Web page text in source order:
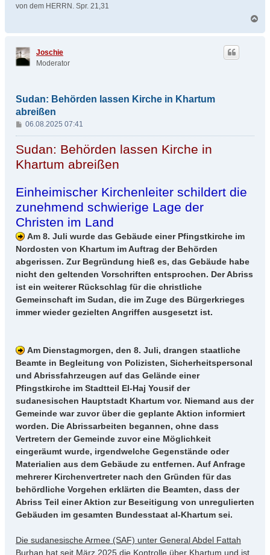
von dem HERRN. Spr. 21,31
Joschie
Moderator
Sudan: Behörden lassen Kirche in Khartum
abreißen
B
e
i
r
g
06.08.2025 07:41
Sudan: Behörden lassen Kirche in
Khartum abreißen
Einheimischer Kirchenleiter schildert die
zunehmend schwierige Lage der
Christen im Land
Am 8. Juli wurde das Gebäude einer Pfingstkirche im
Nordosten von Khartum im Auftrag der Behörden
abgerissen. Zur Begründung hieß es, das Gebäude habe
nicht den geltenden Vorschriften entsprochen. Der Abriss
ist ein weiterer Rückschlag für die christliche
Gemeinschaft im Sudan, die im Zuge des Bürgerkrieges
immer wieder gezielten Angriffen ausgesetzt ist.
Am Dienstagmorgen, den 8. Juli, drangen staatliche
Beamte in Begleitung von Polizisten, Sicherheitspersonal
und Abrissfahrzeugen auf das Gelände einer
Pfingstkirche im Stadtteil El-Haj Yousif der
sudanesischen Hauptstadt Khartum vor. Niemand aus der
Gemeinde war zuvor über die geplante Aktion informiert
worden. Die Abrissarbeiten begannen, ohne dass
Vertretern der Gemeinde zuvor eine Möglichkeit
eingeräumt wurde, irgendwelche Gegenstände oder
Materialien aus dem Gebäude zu entfernen. Auf Anfrage
mehrerer Kirchenvertreter nach den Gründen für das
behördliche Vorgehen erklärten die Beamten, dass der
Abriss Teil einer Aktion zur Beseitigung von unregulierten
Gebäuden im gesamten Bundesstaat al-Khartum sei.
Die sudanesische Armee (SAF) unter General Abdel Fattah
Burhan hat seit März 2025 die Kontrolle über Khartum und ist